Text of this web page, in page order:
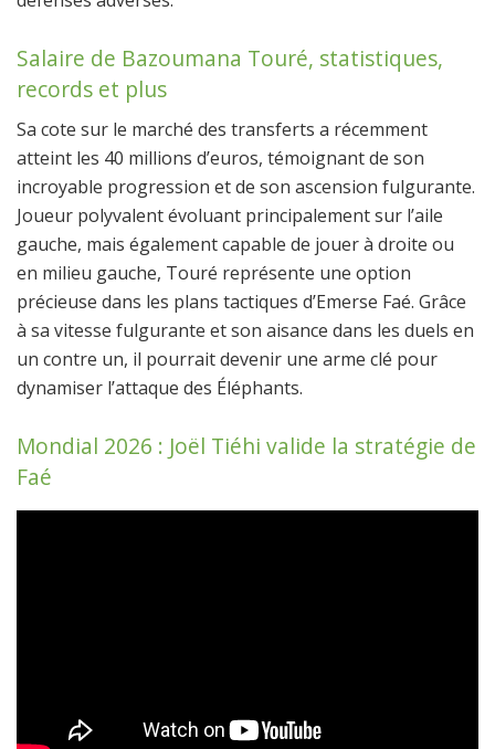
Salaire de Bazoumana Touré, statistiques,
records et plus
Sa cote sur le marché des transferts a récemment
atteint les 40 millions d’euros, témoignant de son
incroyable progression et de son ascension fulgurante.
Joueur polyvalent évoluant principalement sur l’aile
gauche, mais également capable de jouer à droite ou
en milieu gauche, Touré représente une option
précieuse dans les plans tactiques d’Emerse Faé. Grâce
à sa vitesse fulgurante et son aisance dans les duels en
un contre un, il pourrait devenir une arme clé pour
dynamiser l’attaque des Éléphants.
Mondial 2026 : Joël Tiéhi valide la stratégie de
Faé